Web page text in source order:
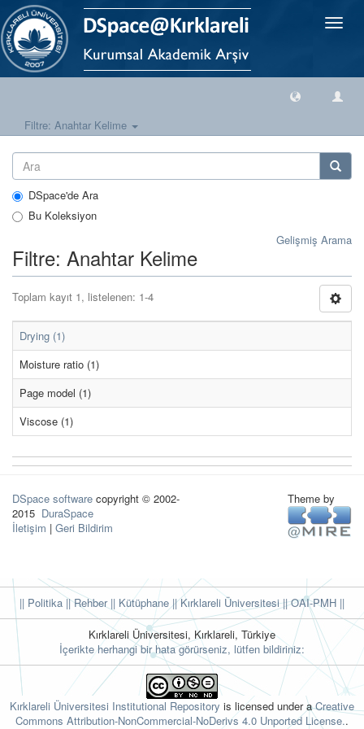
Geçiş
Filtre: Anahtar Kelime
DSpace'de Ara
Bu Koleksiyon
Gelişmiş Arama
Filtre: Anahtar Kelime
Toplam kayıt 1, listelenen: 1-4
Drying (1)
Moisture ratio (1)
Page model (1)
Viscose (1)
DSpace software copyright © 2002-
2015 DuraSpace
İletişim | Geri Bildirim
Theme by
|| Politika|| Rehber|| Kütüphane|| Kırklareli Üniversitesi ||OAI-PMH ||
Kırklareli Üniversitesi, Kırklareli, Türkiye
İçerikte herhangi bir hata görürseniz, lütfen bildiriniz:
Kırklareli Üniversitesi Institutional Repository is licensed under aCreative
Commons Attribution-NonCommercial-NoDerivs 4.0 Unported License..